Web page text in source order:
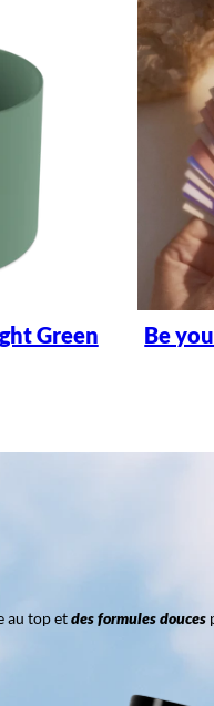
Green Be
au top etdes formules douces